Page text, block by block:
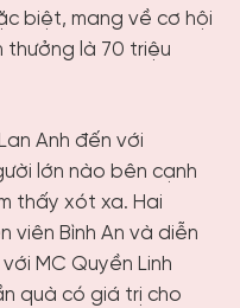
biệt, mang về cơ hội
thưởng là 70 triệu
Anh đến với
lớn nào bên cạnh
thấy xót xa. Hai
viên Bình An và diễn
MC Quyền Linh
quà có giá trị cho